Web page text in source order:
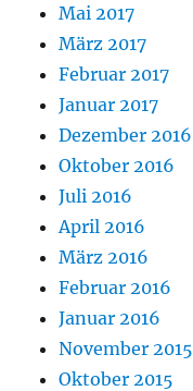
Mai 2017
März 2017
Februar 2017
Januar 2017
Dezember 2016
Oktober 2016
Juli 2016
April 2016
März 2016
Februar 2016
Januar 2016
November 2015
Oktober 2015